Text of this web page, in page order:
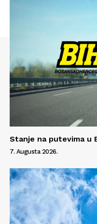
Info
O nama
Impressum
Stanje na putevima u
7. Augusta 2026.